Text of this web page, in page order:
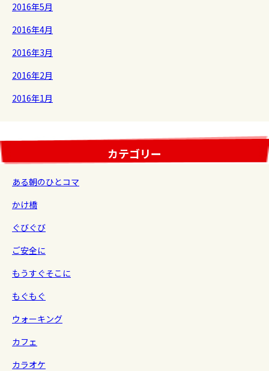
2016年5月
2016年4月
2016年3月
2016年2月
2016年1月
カテゴリー
ある朝のひとコマ
かけ橋
ぐびぐび
ご安全に
もうすぐそこに
もぐもぐ
ウォーキング
カフェ
カラオケ